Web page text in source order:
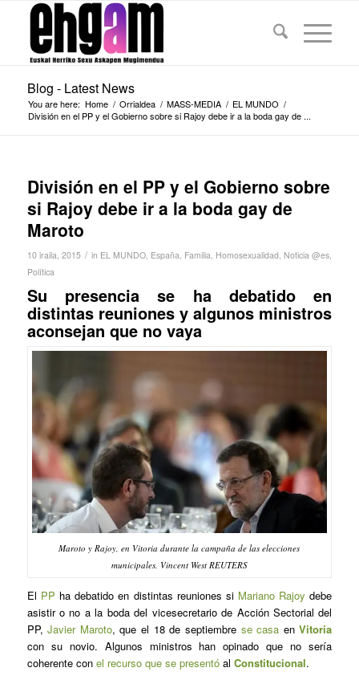
Blog - Latest News
You are here: Home / Orrialdea / MASS-MEDIA / EL MUNDO /
División en el PP y el Gobierno sobre si Rajoy debe ir a la boda gay de ...
División en el PP y el Gobierno sobre
si Rajoy debe ir a la boda gay de
Maroto
10 iraila, 2015 / in EL MUNDO, España, Familia, Homosexualidad, Noticia @es,
Política
Su presencia se ha debatido en
distintas reuniones y algunos ministros
aconsejan que no vaya
Maroto y Rajoy, en Vitoria durante la campaña de las elecciones
municipales. Vincent West REUTERS
El PP ha debatido en distintas reuniones si Mariano Rajoy debe
asistir o no a la boda del vicesecretario de Acción Sectorial del
PP,Javier Maroto, que el 18 de septiembre se casa enVitoria
con su novio. Algunos ministros han opinado que no sería
coherente con el recurso que se presentóal Constitucional.